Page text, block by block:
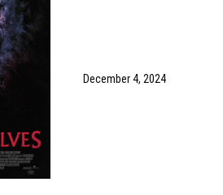
December 4, 2024